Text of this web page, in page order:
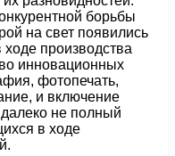
борьбы
на свет появились
производства
инновационных
фотопечать,
и включение
не полный
в ходе